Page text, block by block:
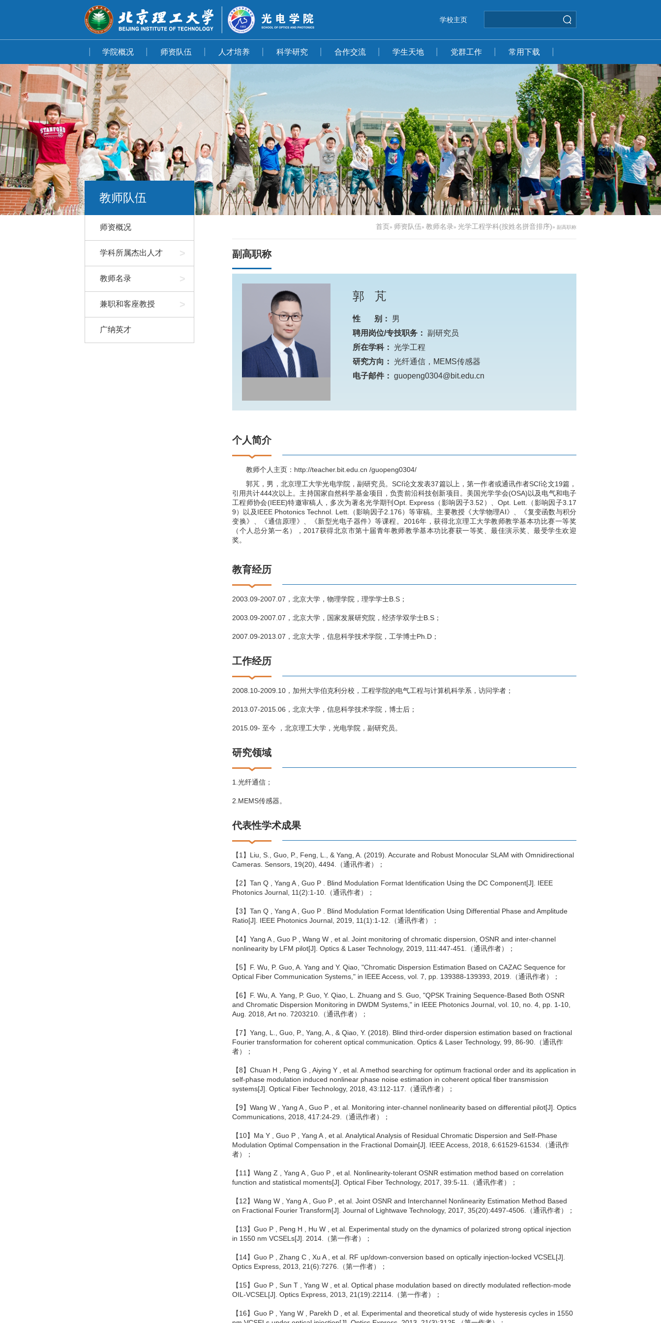
学校主页
学院概况 师资队伍 人才培养 科学研究 合作交流 学生天地 党群工作 常用下载
教师队伍
师资概况
学科所属杰出人才 >
教师名录 >
兼职和客座教授 >
广纳英才
首页» 师资队伍» 教师名录» 光学工程学科(按姓名拼音排序)» 副高职称
副高职称
郭 芃
性 别：
男
聘用岗位/专技职务： 副研究员
所在学科： 光学工程
研究方向： 光纤通信，MEMS传感器
电子邮件： guopeng0304@bit.edu.cn
个人简介
教师个人主页：http://teacher.bit.edu.cn /guopeng0304/
郭芃，男，北京理工大学光电学院，副研究员。SCI论文发表37篇以上，第一作者或通讯作者SCI论文19篇，
引用共计444次以上。主持国家自然科学基金项目，负责前沿科技创新项目。美国光学学会(OSA)以及电气和电子
工程师协会(IEEE)特邀审稿人，多次为著名光学期刊Opt. Express（影响因子3.52）、Opt. Lett.（影响因子3.17
9）以及IEEE Photonics Technol. Lett.（影响因子2.176）等审稿。主要教授《大学物理AⅠ》、《复变函数与积分
变换》、《通信原理》、《新型光电子器件》等课程。2016年，获得北京理工大学教师教学基本功比赛一等奖
（个人总分第一名），2017获得北京市第十届青年教师教学基本功比赛获一等奖、最佳演示奖、最受学生欢迎
奖。
教育经历
2003.09-2007.07，北京大学，物理学院，理学学士B.S；
2003.09-2007.07，北京大学，国家发展研究院，经济学双学士B.S；
2007.09-2013.07，北京大学，信息科学技术学院，工学博士Ph.D；
工作经历
2008.10-2009.10，加州大学伯克利分校，工程学院的电气工程与计算机科学系，访问学者；
2013.07-2015.06，北京大学，信息科学技术学院，博士后；
2015.09- 至今 ，北京理工大学，光电学院，副研究员。
研究领域
1.光纤通信；
2.MEMS传感器。
代表性学术成果
【1】Liu, S., Guo, P., Feng, L., & Yang, A. (2019). Accurate and Robust Monocular SLAM with Omnidirectional
Cameras. Sensors, 19(20), 4494.（通讯作者）；
【2】Tan Q , Yang A , Guo P . Blind Modulation Format Identification Using the DC Component[J]. IEEE
Photonics Journal, 11(2):1-10.（通讯作者）；
【3】Tan Q , Yang A , Guo P . Blind Modulation Format Identification Using Differential Phase and Amplitude
Ratio[J]. IEEE Photonics Journal, 2019, 11(1):1-12.（通讯作者）；
【4】Yang A , Guo P , Wang W , et al. Joint monitoring of chromatic dispersion, OSNR and inter-channel
nonlinearity by LFM pilot[J]. Optics & Laser Technology, 2019, 111:447-451.（通讯作者）；
【5】F. Wu, P. Guo, A. Yang and Y. Qiao, "Chromatic Dispersion Estimation Based on CAZAC Sequence for
Optical Fiber Communication Systems," in IEEE Access, vol. 7, pp. 139388-139393, 2019.（通讯作者）；
【6】F. Wu, A. Yang, P. Guo, Y. Qiao, L. Zhuang and S. Guo, "QPSK Training Sequence-Based Both OSNR
and Chromatic Dispersion Monitoring in DWDM Systems," in IEEE Photonics Journal, vol. 10, no. 4, pp. 1-10,
Aug. 2018, Art no. 7203210.（通讯作者）；
【7】Yang, L., Guo, P., Yang, A., & Qiao, Y. (2018). Blind third-order dispersion estimation based on fractional
Fourier transformation for coherent optical communication. Optics & Laser Technology, 99, 86-90.（通讯作
者）；
【8】Chuan H , Peng G , Aiying Y , et al. A method searching for optimum fractional order and its application in
self-phase modulation induced nonlinear phase noise estimation in coherent optical fiber transmission
systems[J]. Optical Fiber Technology, 2018, 43:112-117.（通讯作者）；
【9】Wang W , Yang A , Guo P , et al. Monitoring inter-channel nonlinearity based on differential pilot[J]. Optics
Communications, 2018, 417:24-29.（通讯作者）；
【10】Ma Y , Guo P , Yang A , et al. Analytical Analysis of Residual Chromatic Dispersion and Self-Phase
Modulation Optimal Compensation in the Fractional Domain[J]. IEEE Access, 2018, 6:61529-61534.（通讯作
者）；
【11】Wang Z , Yang A , Guo P , et al. Nonlinearity-tolerant OSNR estimation method based on correlation
function and statistical moments[J]. Optical Fiber Technology, 2017, 39:5-11.（通讯作者）；
【12】Wang W , Yang A , Guo P , et al. Joint OSNR and Interchannel Nonlinearity Estimation Method Based
on Fractional Fourier Transform[J]. Journal of Lightwave Technology, 2017, 35(20):4497-4506.（通讯作者）；
【13】Guo P , Peng H , Hu W , et al. Experimental study on the dynamics of polarized strong optical injection
in 1550 nm VCSELs[J]. 2014.（第一作者）；
【14】Guo P , Zhang C , Xu A , et al. RF up/down-conversion based on optically injection-locked VCSEL[J].
Optics Express, 2013, 21(6):7276.（第一作者）；
【15】Guo P , Sun T , Yang W , et al. Optical phase modulation based on directly modulated reflection-mode
OIL-VCSEL[J]. Optics Express, 2013, 21(19):22114.（第一作者）；
【16】Guo P , Yang W , Parekh D , et al. Experimental and theoretical study of wide hysteresis cycles in 1550